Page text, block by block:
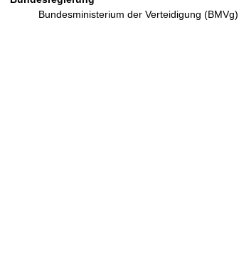
Bundesministerium der Verteidigung (BMVg)